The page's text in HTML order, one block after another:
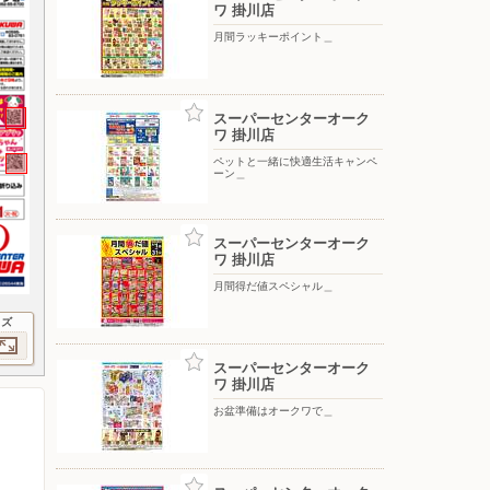
ワ 掛川店
月間ラッキーポイント＿
スーパーセンターオーク
ワ 掛川店
ペットと一緒に快適生活キャンペ
ーン＿
スーパーセンターオーク
ワ 掛川店
月間得だ値スペシャル＿
スーパーセンターオーク
ワ 掛川店
お盆準備はオークワで＿